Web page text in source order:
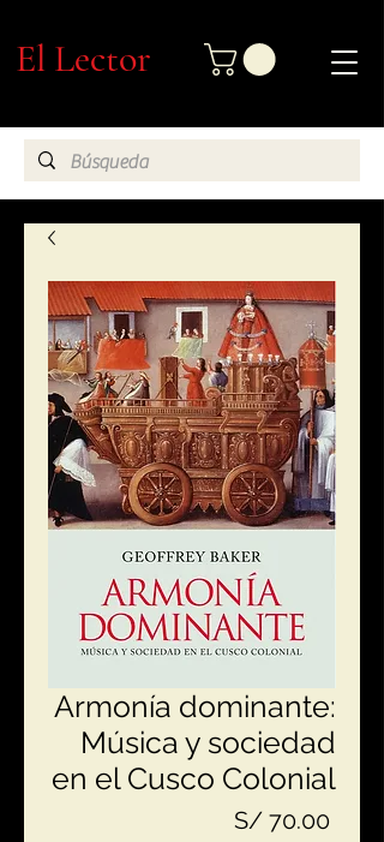
El Lector
Armonía dominante:
Música y sociedad
en el Cusco Colonial
S/ 70.00Precio